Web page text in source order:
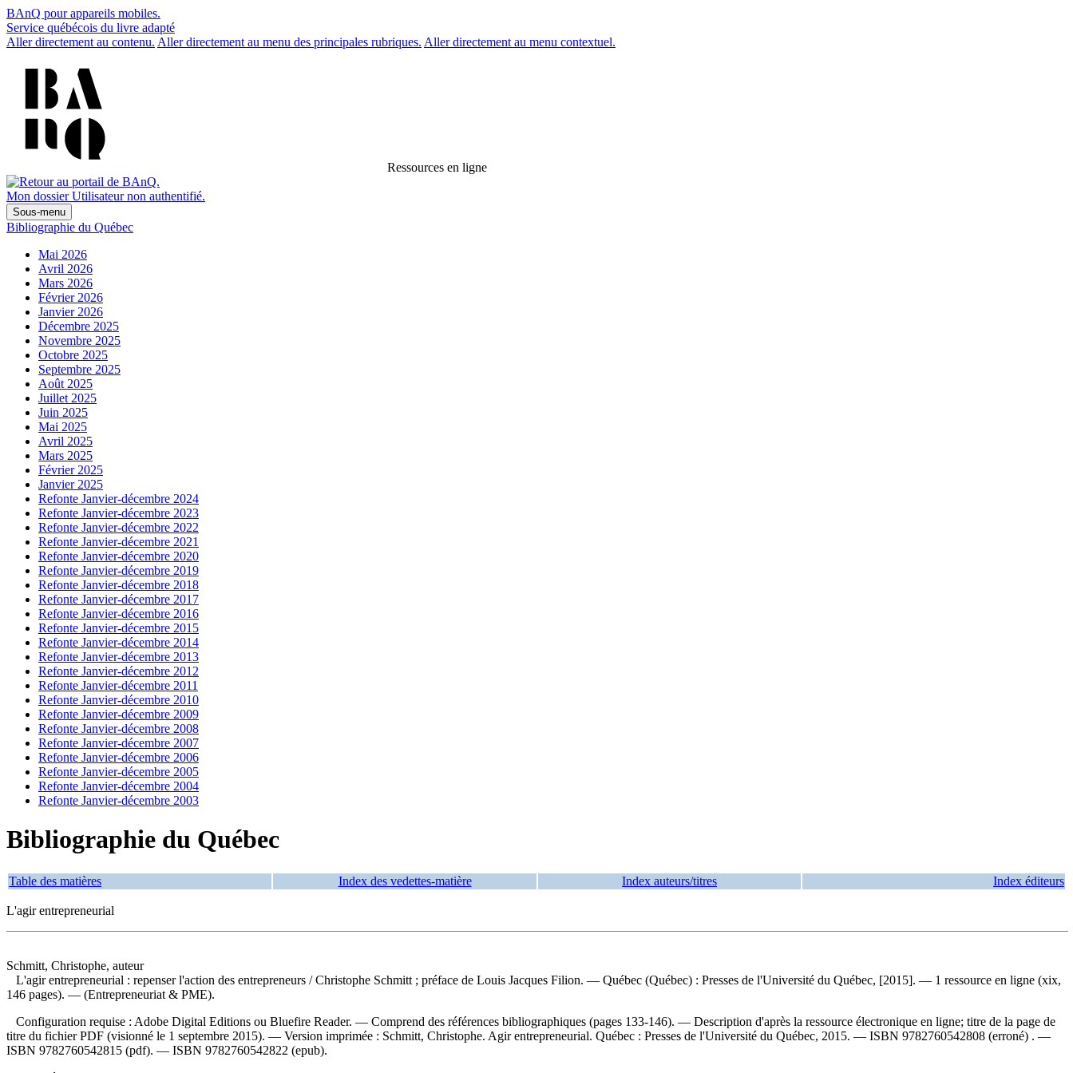
BAnQ pour appareils mobiles.
Service québécois du livre adapté
Aller directement au contenu. Aller directement au menu des principales rubriques. Aller directement au menu contextuel.
Ressources en ligne
Mon dossier Utilisateur non authentifié.
Sous-menu
Bibliographie du Québec
Mai 2026
Avril 2026
Mars 2026
Février 2026
Janvier 2026
Décembre 2025
Novembre 2025
Octobre 2025
Septembre 2025
Août 2025
Juillet 2025
Juin 2025
Mai 2025
Avril 2025
Mars 2025
Février 2025
Janvier 2025
Refonte Janvier-décembre 2024
Refonte Janvier-décembre 2023
Refonte Janvier-décembre 2022
Refonte Janvier-décembre 2021
Refonte Janvier-décembre 2020
Refonte Janvier-décembre 2019
Refonte Janvier-décembre 2018
Refonte Janvier-décembre 2017
Refonte Janvier-décembre 2016
Refonte Janvier-décembre 2015
Refonte Janvier-décembre 2014
Refonte Janvier-décembre 2013
Refonte Janvier-décembre 2012
Refonte Janvier-décembre 2011
Refonte Janvier-décembre 2010
Refonte Janvier-décembre 2009
Refonte Janvier-décembre 2008
Refonte Janvier-décembre 2007
Refonte Janvier-décembre 2006
Refonte Janvier-décembre 2005
Refonte Janvier-décembre 2004
Refonte Janvier-décembre 2003
Bibliographie du Québec
Table des matières Index des vedettes-matière Index auteurs/titres Index éditeurs
L'agir entrepreneurial
Schmitt, Christophe, auteur
L'agir entrepreneurial : repenser l'action des entrepreneurs / Christophe Schmitt ; préface de Louis Jacques Filion. — Québec (Québec) : Presses de l'Université du Québec, [2015]. — 1 ressource en ligne (xix,
146 pages). — (Entrepreneuriat & PME).
Configuration requise : Adobe Digital Editions ou Bluefire Reader. — Comprend des références bibliographiques (pages 133-146). — Description d'après la ressource électronique en ligne; titre de la page de
titre du fichier PDF (visionné le 1 septembre 2015). — Version imprimée : Schmitt, Christophe. Agir entrepreneurial. Québec : Presses de l'Université du Québec, 2015. — ISBN 9782760542808 (erroné) . —
ISBN 9782760542815 (pdf). — ISBN 9782760542822 (epub).